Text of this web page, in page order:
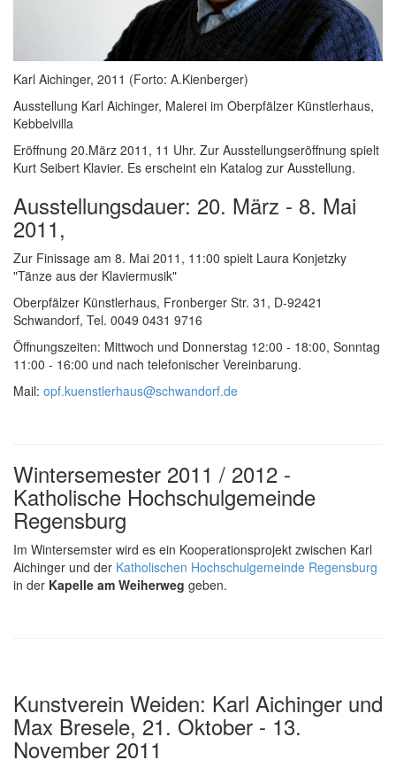
Karl Aichinger, 2011 (Forto: A.Kienberger)
Ausstellung Karl Aichinger, Malerei im Oberpfälzer Künstlerhaus,
Kebbelvilla
Eröffnung 20.März 2011, 11 Uhr. Zur Ausstellungseröffnung spielt
Kurt Seibert Klavier. Es erscheint ein Katalog zur Ausstellung.
Ausstellungsdauer: 20. März - 8. Mai
2011,
Zur Finissage am 8. Mai 2011, 11:00 spielt Laura Konjetzky
"Tänze aus der Klaviermusik"
Oberpfälzer Künstlerhaus, Fronberger Str. 31, D-92421
Schwandorf, Tel. 0049 0431 9716
Öffnungszeiten: Mittwoch und Donnerstag 12:00 - 18:00, Sonntag
11:00 - 16:00 und nach telefonischer Vereinbarung.
Mail: opf.kuenstlerhaus@schwandorf.de
Wintersemester 2011 / 2012 -
Katholische Hochschulgemeinde
Regensburg
Im Wintersemster wird es ein Kooperationsprojekt zwischen Karl
Aichinger und der Katholischen Hochschulgemeinde Regensburg
in der Kapelle am Wei­her­weg geben.
Kunstverein Weiden: Karl Aichinger und
Max Bresele, 21. Oktober - 13.
November 2011